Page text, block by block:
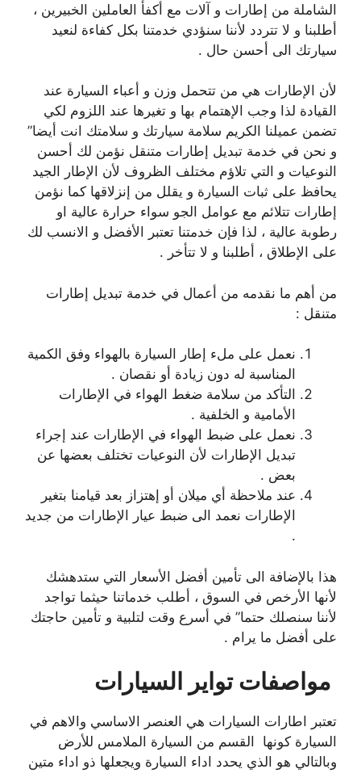
الشاملة من إطارات و آلات مع أكفأ العاملين الخبيرين ،
أطلبنا و لا تتردد لأننا سنؤدي خدمتنا بكل كفاءة لنعيد
سيارتك الى أحسن حال .
لأن الإطارات هي من تتحمل وزن و أعباء السيارة عند
القيادة لذا وجب الإهتمام بها و تغيرها عند اللزوم لكي
تضمن عميلنا الكريم سلامة سيارتك و سلامتك انت أيضا”
و نحن في خدمة تبديل إطارات متنقل نؤمن لك أحسن
النوعيات و التي تلاؤم مختلف الظروف لأن الإطار الجيد
يحافظ على ثبات السيارة و يقلل من إنزلاقها كما نؤمن
إطارات تتلائم مع عوامل الجو سواء حرارة عالية او
رطوبة عالية ، لذا فإن خدمتنا تعتبر الأفضل و الانسب لك
على الإطلاق ، أطلبنا و لا تتأخر .
من أهم ما نقدمه من أعمال في خدمة تبديل إطارات
متنقل :
نعمل على ملء إطار السيارة بالهواء وفق الكمية
المناسبة له دون زيادة أو نقصان .
التأكد من سلامة ضغط الهواء في الإطارات
الأمامية و الخلفية .
نعمل على ضبط الهواء في الإطارات عند إجراء
تبديل الإطارات لأن النوعيات تختلف بعضها عن
بعض .
عند ملاحظة أي ميلان أو إهتزاز بعد قيامنا بتغير
الإطارات نعمد الى ضبط عيار الإطارات من جديد
.
هذا بالإضافة الى تأمين أفضل الأسعار التي ستدهشك
لأنها الأرخص في السوق ، أطلب خدماتنا حيثما تواجد
لأننا سنصلك حتما” في أسرع وقت لتلبية و تأمين حاجتك
على أفضل ما يرام .
مواصفات تواير السيارات
تعتبر اطارات السيارات هي العنصر الاساسي والاهم في
السيارة كونها القسم من السيارة الملامس للأرض
وبالتالي هو الذي يحدد اداء السيارة ويجعلها ذو اداء متين